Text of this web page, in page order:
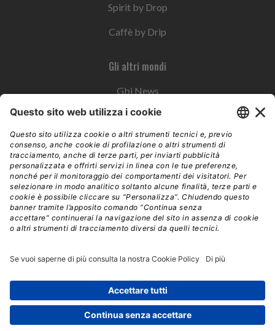
Spirit by Drop
Caffè by Drip
Gli altri mondi
Gbi News
Instoremag
Esplora il gruppo
Edra Edizioni
Edizioni LSWR
LSWR Group
Mixer è un prodotto del network Edra Edizioni. Direzione, amministrazione,
redazione, pubblicità | © Copyright 2026 – Tutti i diritti riservati | Partita IVA e C.F.
14392510963